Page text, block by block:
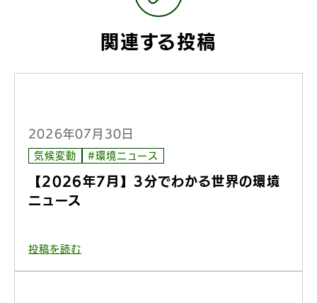
関連する投稿
2026年07月30日
気候変動 #環境ニュース
【2026年7月】3分でわかる世界の環境
ニュース
投稿を読む